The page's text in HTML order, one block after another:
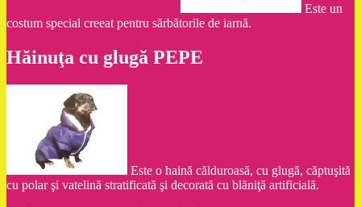
Este un
costum special creeat pentru sărbătorile de iarnă.
Hăinuţa cu glugă PEPE
Este o haină călduroasă, cu glugă, căptuşită
cu polar şi vatelină stratificată şi decorată cu blăniţă artificială.